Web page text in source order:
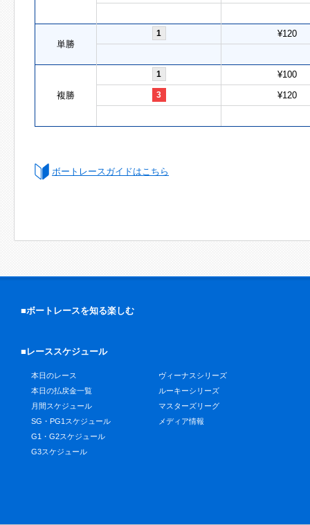
単勝
1 ¥120
複勝
1 ¥100
3 ¥120
ボートレースガイドはこちら
■ボートレースを知る楽しむ
■レーススケジュール
本日のレース
本日の払戻金一覧
月間スケジュール
SG・PG1スケジュール
G1・G2スケジュール
G3スケジュール
ヴィーナスシリーズ
ルーキーシリーズ
マスターズリーグ
メディア情報